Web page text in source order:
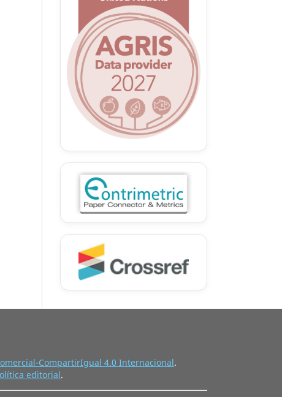
CompartirIgual 4.0 Internacional.
editorial.